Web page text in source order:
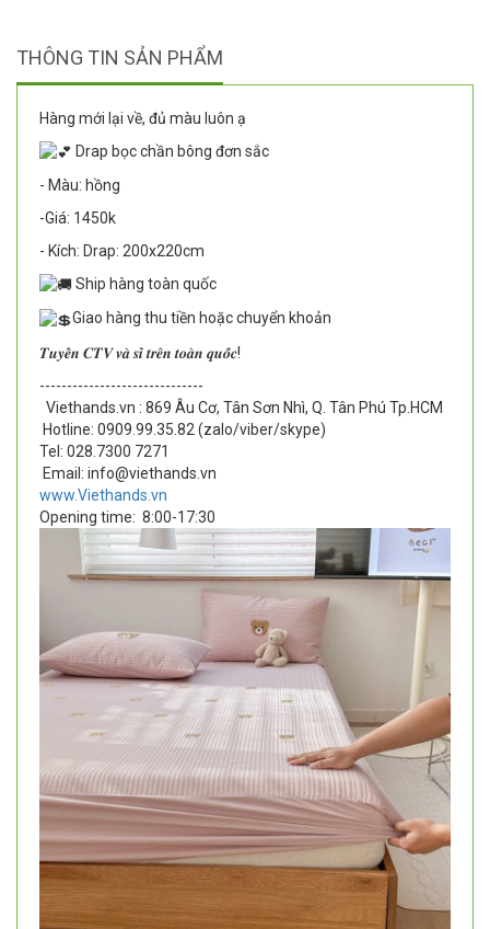
THÔNG TIN SẢN PHẨM
Hàng mới lại về, đủ màu luôn ạ
Drap bọc chần bông đơn sắc
- Màu: hồng
-Giá: 1450k
- Kích: Drap: 200x220cm
Ship hàng toàn quốc
Giao hàng thu tiền hoặc chuyển khoản
𝑻𝒖𝒚𝒆̂̉𝒏 𝑪𝑻𝑽 𝒗𝒂̀ 𝒔𝒊̉ 𝒕𝒓𝒆̂𝒏 𝒕𝒐𝒂̀𝒏 𝒒𝒖𝒐̂́𝒄!
------------------------------
Viethands.vn : 869 Âu Cơ, Tân Sơn Nhì, Q. Tân Phú Tp.HCM
Hotline: 0909.99.35.82 (zalo/viber/skype)
Tel: 028.7300 7271
Email: info@viethands.vn
www.Viethands.vn
Opening time: 8:00-17:30